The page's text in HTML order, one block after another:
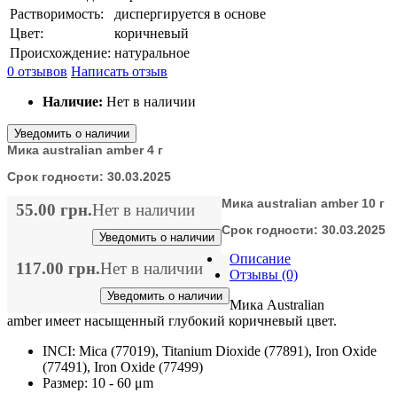
Растворимость:
диспергируется в основе
Цвет:
коричневый
Происхождение: натуральное
0 отзывов Написать отзыв
Наличие: Нет в наличии
Уведомить о наличии
Мика australian amber 4 г
Срок годности: 30.03.2025
55.00 грн.Нет в наличии
Уведомить о наличии
Мика australian amber 10 г
Срок годности: 30.03.2025
117.00 грн.Нет в наличии
Уведомить о наличии
Описание
Отзывы (0)
Мика Australian
amber имеет насыщенный глубокий коричневый цвет.
INCI: Mica (77019), Titanium Dioxide (77891), Iron Oxide
(77491), Iron Oxide (77499)
Размер: 10 - 60 μm